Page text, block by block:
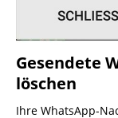
Gesendete
löschen
Ihre WhatsApp-